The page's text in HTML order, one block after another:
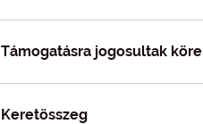
Támogatásra jogosultak köre
Keretösszeg